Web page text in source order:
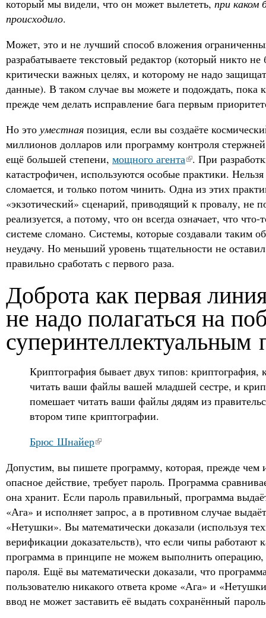
который мы видели, что он может вылететь, при каком
происходило.
Может, это и не лучший способ вложения
разрабатываете текстовый редактор (который никто не
критически важных целях, и которому не надо
данные). В таком случае вы можете и подождать, пока
прежде чем делать исправление бага первым
Но это уместная позиция, если вы создаёте
миллионов долларов или программу контроля
ещё большей степени, мощного агента . При
катастрофичен, используются особые практики.
сломается, и только потом чинить. Одна из этих
«экзотический» сценарий, приводящий к провалу, не
реализуется, а потому, что он всегда означает, что
системе сломано. Системы, которые создавали таким
неудачу. Но меньший уровень тщательности не
правильно сработать с первого раза.
Доброта как первая
не надо полагаться на
суперинтеллектуальным
Криптография бывает двух типов: криптография,
читать ваши файлы вашей младшей сестре, и
помешает читать ваши файлы дядям из
втором типе криптографии.
Брюс Шнайер
Допустим, вы пишете программу, которая, прежде чем
опасное действие, требует пароль. Программа
она хранит. Если пароль правильный, программа
«Ага» и исполняет запрос, а в противном случае
«Нетушки». Вы математически доказали (используя
верификации доказательств), что если чипы работают
программа в принципе не можем выполнить операцию,
пароля. Ещё вы математически доказали, что
пользователю никакого ответа кроме «Ага» и
ввод не может заставить её выдать сохранённый